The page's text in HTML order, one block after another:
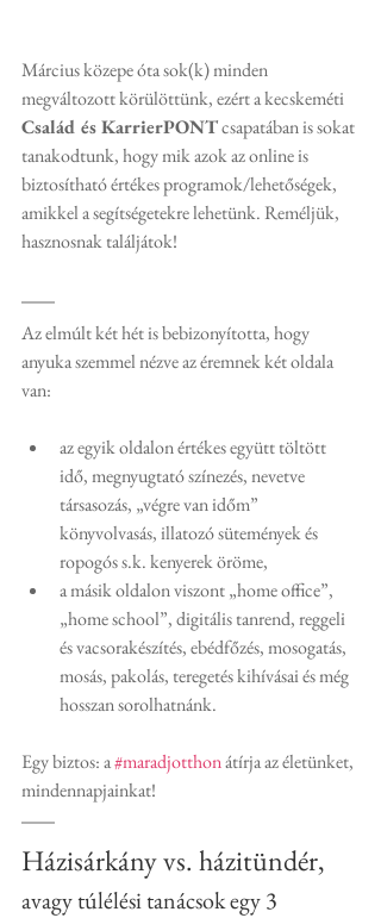
Március közepe óta sok(k) minden
megváltozott körülöttünk, ezért a kecskeméti
Család és KarrierPONT csapatában is sokat
tanakodtunk, hogy mik azok az online is
biztosítható értékes programok/lehetőségek,
amikkel a segítségetekre lehetünk. Reméljük,
hasznosnak találjátok!
Az elmúlt két hét is bebizonyította, hogy
anyuka szemmel nézve az éremnek két oldala
van:
az egyik oldalon értékes együtt töltött
idő, megnyugtató színezés, nevetve
társasozás, „végre van időm”
könyvolvasás, illatozó sütemények és
ropogós s.k. kenyerek öröme,
a másik oldalon viszont „home office”,
„home school”, digitális tanrend, reggeli
és vacsorakészítés, ebédfőzés, mosogatás,
mosás, pakolás, teregetés kihívásai és még
hosszan sorolhatnánk.
Egy biztos: a #maradjotthon átírja az életünket,
mindennapjainkat!
Házisárkány vs. házitündér,
avagy túlélési tanácsok egy 3